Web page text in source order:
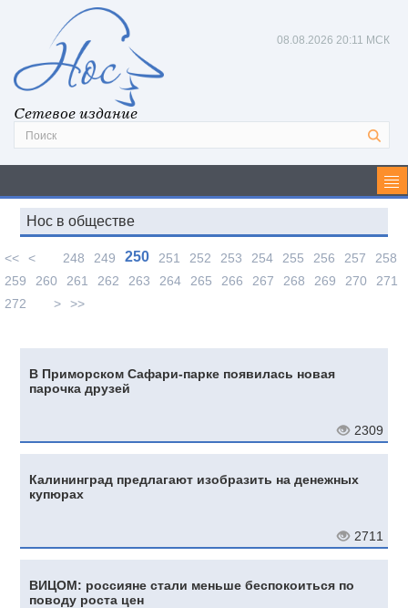
Сетевое издание
08.08.2026 20:11 МСК
Нос в обществе
<< < 248 249 250 251 252 253 254 255 256 257
258
259
260 261 262 263 264 265 266 267 268 269 270
271
272
> >>
В Приморском Сафари-парке появилась новая
парочка друзей
2309
Калининград предлагают изобразить на денежных
купюрах
2711
ВИЦОМ: россияне стали меньше беспокоиться по
поводу роста цен